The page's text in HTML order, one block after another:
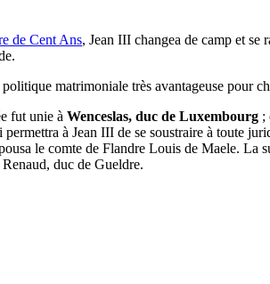
de Cent Ans, Jean III changea de camp et
matrimoniale très avantageuse pour
fut unie à Wenceslas, duc de Luxembourg ;
à Jean III de se soustraire à toute
le comte de Flandre Louis de Maele. La
Renaud, duc de Gueldre.